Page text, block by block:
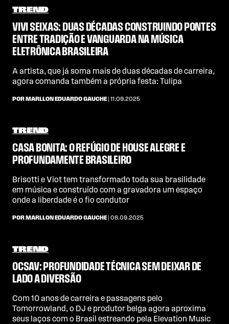
TREND
VIVI SEIXAS: DUAS DÉCADAS CONSTRUINDO PONTES
ENTRE TRADIÇÃO E VANGUARDA NA MÚSICA
ELETRÔNICA BRASILEIRA
A artista, que já soma mais de duas décadas de carreira,
agora comanda também a própria festa: Tulipa
POR MARLLON EDUARDO GAUCHE | 11.09.2025
TREND
CASA BONITA: O REFÚGIO DE HOUSE ALEGRE E
PROFUNDAMENTE BRASILEIRO
Brisotti e Viot tem transformado toda sua brasilidade
em música e construído com a gravadora um espaço
onde a liberdade é o fio condutor
POR MARLLON EDUARDO GAUCHE | 08.09.2025
TREND
OCSAV: PROFUNDIDADE TÉCNICA SEM DEIXAR DE
LADO A DIVERSÃO
Com 10 anos de carreira e passagens pelo
Tomorrowland, o DJ e produtor belga agora aproxima
seus laços com o Brasil estreando pela Elevation Music